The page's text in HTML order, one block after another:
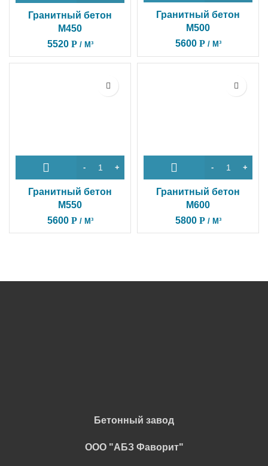
Гранитный бетон
М450
5520 Р / М³
Гранитный бетон
М500
5600 Р / М³
Гранитный бетон
М550
5600 Р / М³
Гранитный бетон
М600
5800 Р / М³
Бетонный завод
ООО "АБЗ Фаворит"